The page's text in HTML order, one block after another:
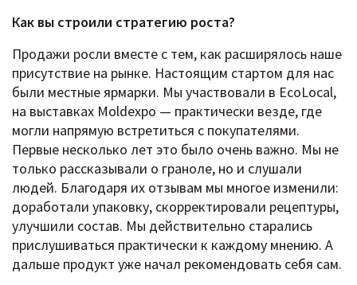
Как вы строили стратегию роста?
Продажи росли вместе с тем, как расширялось наше
присутствие на рынке. Настоящим стартом для нас
были местные ярмарки. Мы участвовали в EcoLocal,
на выставках Moldexpo — практически везде, где
могли напрямую встретиться с покупателями.
Первые несколько лет это было очень важно. Мы не
только рассказывали о граноле, но и слушали
людей. Благодаря их отзывам мы многое изменили:
доработали упаковку, скорректировали рецептуры,
улучшили состав. Мы действительно старались
прислушиваться практически к каждому мнению. А
дальше продукт уже начал рекомендовать себя сам.